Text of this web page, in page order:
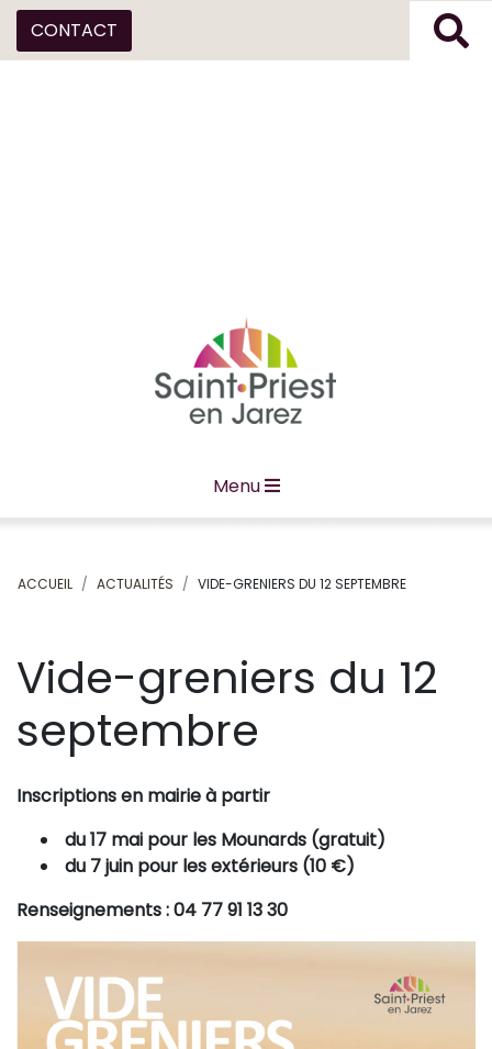
CONTACT
Menu
ACCUEIL ACTUALITÉS VIDE-GRENIERS DU 12 SEPTEMBRE
Vide-greniers du 12
septembre
Inscriptions en mairie à partir
du 17 mai pour les Mounards (gratuit)
du 7 juin pour les extérieurs (10 €)
Renseignements : 04 77 91 13 30